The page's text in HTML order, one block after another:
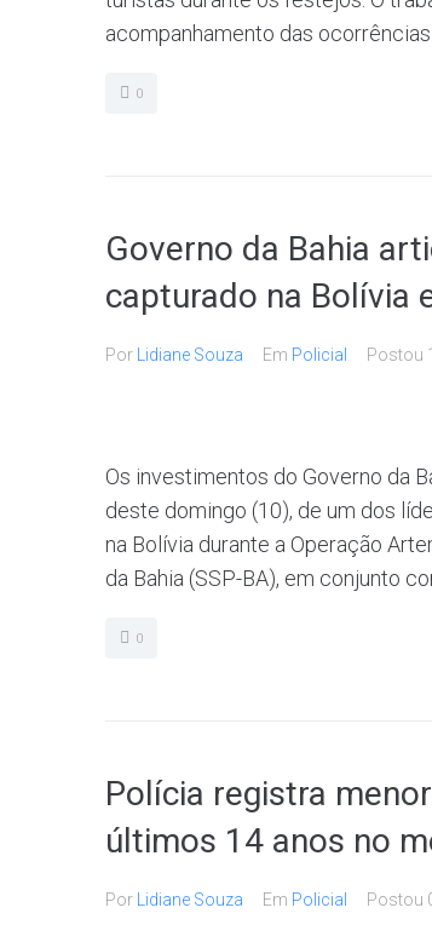
acompanhamento das ocorrências
0
Governo da Bahia
capturado na Bolívia
Por Lidiane Souza Em Policial Postou
Os investimentos do Governo da
deste domingo (10), de um dos
na Bolívia durante a Operação
da Bahia (SSP-BA), em conjunto
0
Polícia registra
últimos 14 anos no
Por Lidiane Souza Em Policial Postou